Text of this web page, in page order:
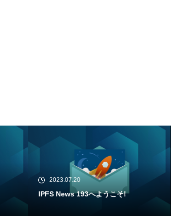
2023.07.20
Filecoin News 69